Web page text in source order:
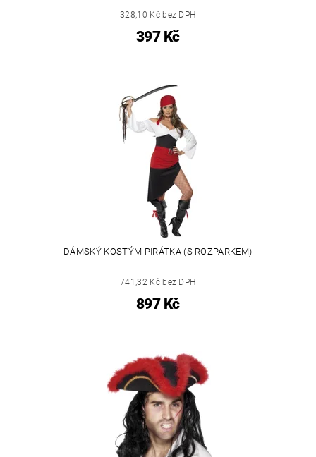
328,10 Kč bez DPH
397 Kč
DÁMSKÝ KOSTÝM PIRÁTKA (S ROZPARKEM)
741,32 Kč bez DPH
897 Kč